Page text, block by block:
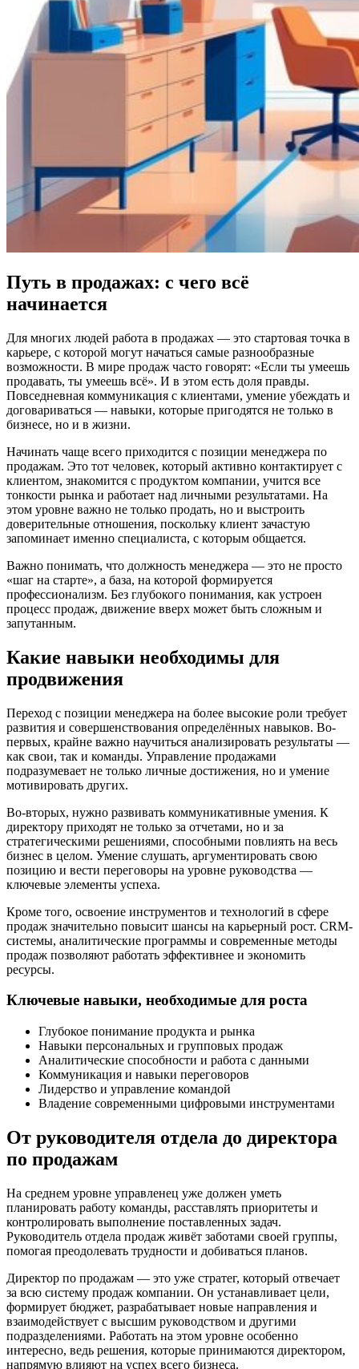
Путь в продажах: с чего всё
начинается
Для многих людей работа в продажах — это стартовая точка в
карьере, с которой могут начаться самые разнообразные
возможности. В мире продаж часто говорят: «Если ты умеешь
продавать, ты умеешь всё». И в этом есть доля правды.
Повседневная коммуникация с клиентами, умение убеждать и
договариваться — навыки, которые пригодятся не только в
бизнесе, но и в жизни.
Начинать чаще всего приходится с позиции менеджера по
продажам. Это тот человек, который активно контактирует с
клиентом, знакомится с продуктом компании, учится все
тонкости рынка и работает над личными результатами. На
этом уровне важно не только продать, но и выстроить
доверительные отношения, поскольку клиент зачастую
запоминает именно специалиста, с которым общается.
Важно понимать, что должность менеджера — это не просто
«шаг на старте», а база, на которой формируется
профессионализм. Без глубокого понимания, как устроен
процесс продаж, движение вверх может быть сложным и
запутанным.
Какие навыки необходимы для
продвижения
Переход с позиции менеджера на более высокие роли требует
развития и совершенствования определённых навыков. Во-
первых, крайне важно научиться анализировать результаты —
как свои, так и команды. Управление продажами
подразумевает не только личные достижения, но и умение
мотивировать других.
Во-вторых, нужно развивать коммуникативные умения. К
директору приходят не только за отчетами, но и за
стратегическими решениями, способными повлиять на весь
бизнес в целом. Умение слушать, аргументировать свою
позицию и вести переговоры на уровне руководства —
ключевые элементы успеха.
Кроме того, освоение инструментов и технологий в сфере
продаж значительно повысит шансы на карьерный рост. CRM-
системы, аналитические программы и современные методы
продаж позволяют работать эффективнее и экономить
ресурсы.
Ключевые навыки, необходимые для роста
Глубокое понимание продукта и рынка
Навыки персональных и групповых продаж
Аналитические способности и работа с данными
Коммуникация и навыки переговоров
Лидерство и управление командой
Владение современными цифровыми инструментами
От руководителя отдела до директора
по продажам
На среднем уровне управленец уже должен уметь
планировать работу команды, расставлять приоритеты и
контролировать выполнение поставленных задач.
Руководитель отдела продаж живёт заботами своей группы,
помогая преодолевать трудности и добиваться планов.
Директор по продажам — это уже стратег, который отвечает
за всю систему продаж компании. Он устанавливает цели,
формирует бюджет, разрабатывает новые направления и
взаимодействует с высшим руководством и другими
подразделениями. Работать на этом уровне особенно
интересно, ведь решения, которые принимаются директором,
напрямую влияют на успех всего бизнеса.